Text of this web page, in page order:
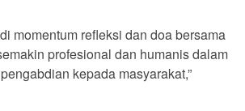
momentum refleksi dan doa bersama
profesional dan humanis dalam
kepada masyarakat,”